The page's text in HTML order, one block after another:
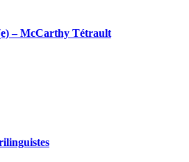
– McCarthy Tétrault